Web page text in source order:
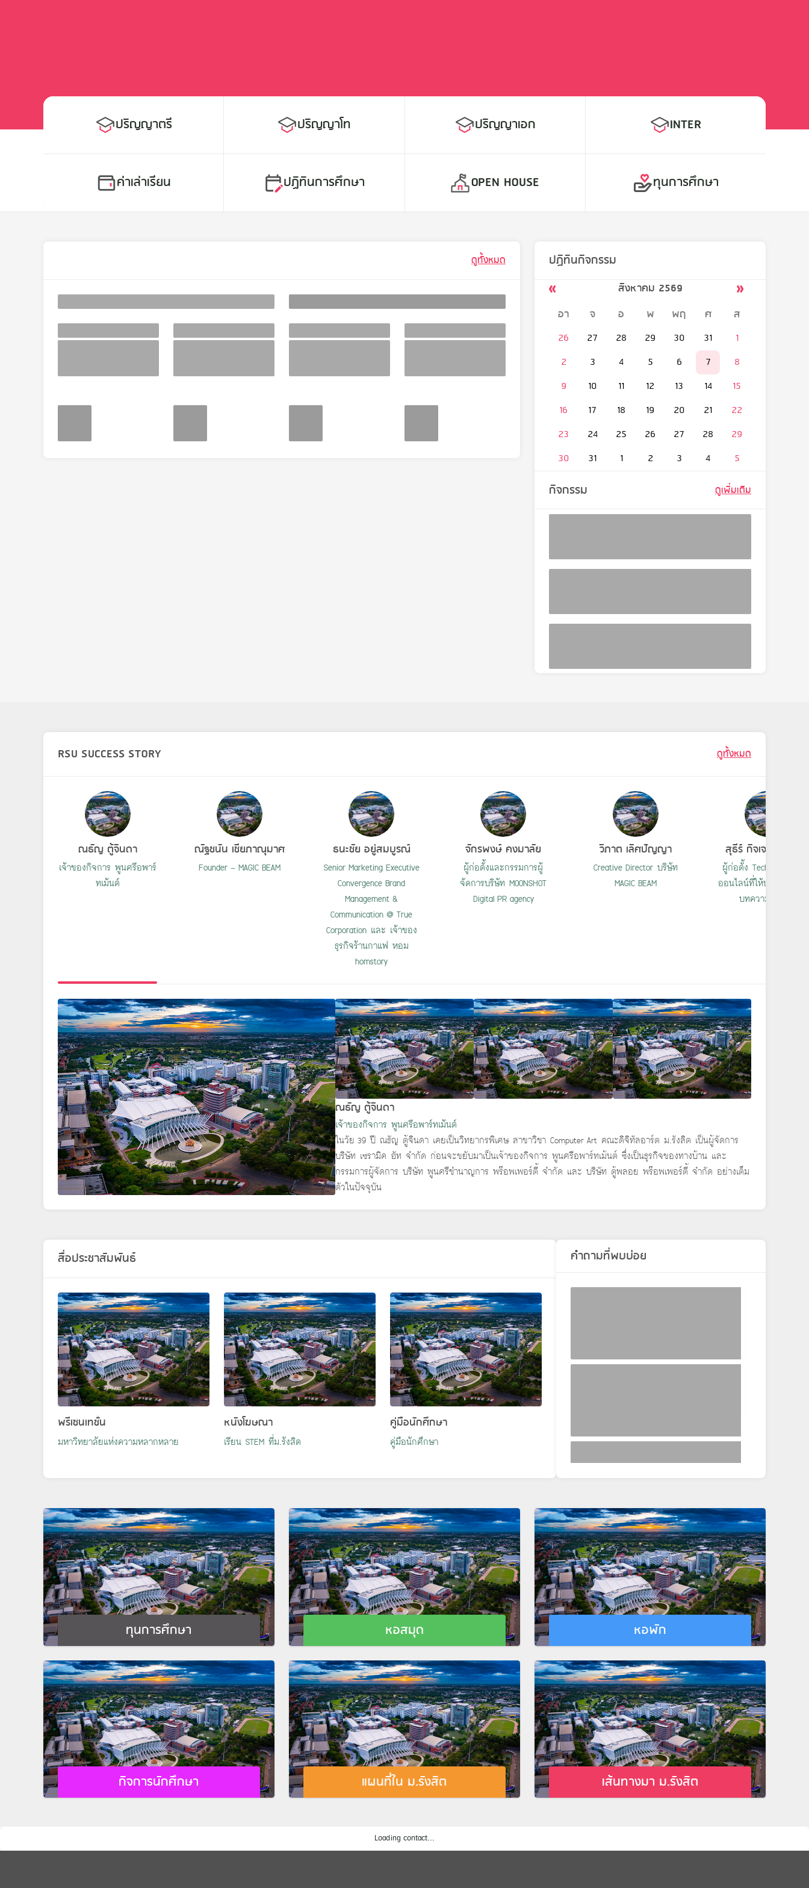
ปริญญาตรี ปริญญาโท ปริญญาเอก INTER
ค่าเล่าเรียน ปฏิทินการศึกษา OPEN HOUSE ทุนการศึกษา
ดูทั้งหมด ปฏิทินกิจกรรม
สิงหาคม 2569
อา
จ อ พ พฤ ศ ส
26 27 28 29 30 31
1
2
3 4 5 6 7
8
9
10 11 12 13 14
15
16
17 18 19 20 21
22
23
24 25 26 27 28
29
30
31 1 2 3 4 5
กิจกรรม ดูเพิ่มเติม
RSU SUCCESS STORY ดูทั้งหมด
ณธัญ ตู้จินดา
เจ้าของกิจการ พูนศรีอพาร์
ทเม้นต์
ณัฐชนัน เชียภาณุมาศ
Founder - MAGIC BEAM
ธนะชัย อยู่สมบูรณ์
Senior Marketing Executive
Convergence Brand
Management &
Communication @ True
Corporation และ เจ้าของ
ธุรกิจร้านกาแฟ หอม
homstory
จักรพงษ์ คงมาลัย
ผู้ก่อตั้งและกรรมการผู้
จัดการบริษัท MOONSHOT
Digital PR agency
วิภาต เลิศปัญญา
Creative Director บริษัท
MAGIC BEAM
สุธีร์ กิจเจริญการกุล
ผู้ก่อตั้ง TechTalkThai
ออนไลน์ที่ให้บริการข่าว
บทความด้าน IT
ณธัญ ตู้จินดา
เจ้าของกิจการ พูนศรีอพาร์ทเม้นต์
ในวัย 39 ปี ณธัญ ตู้จินดา เคยเป็นวิทยากรพิเศษ สาขาวิชา Computer Art คณะดิจิทัลอาร์ต ม.รังสิต เป็นผู้จัดการ
บริษัท เซรามิค ฮัท จำกัด ก่อนจะขยับมาเป็นเจ้าของกิจการ พูนศรีอพาร์ทเม้นต์ ซึ่งเป็นธุรกิจของทางบ้าน และ
กรรมการผู้จัดการ บริษัท พูนศรีชำนาญการ พร๊อพเพอร์ตี้ จำกัด และ บริษัท ตู้พลอย พร๊อพเพอร์ตี้ จำกัด อย่างเต็ม
ตัวในปัจจุบัน
สื่อประชาสัมพันธ์
พรีเซนเทชั่น
มหาวิทยาลัยแห่งความหลากหลาย
หนังโฆษณา
เรียน STEM ที่ม.รังสิต
คู่มือนักศึกษา
คู่มือนักศึกษา
คำถามที่พบบ่อย
ทุนการศึกษา หอสมุด หอพัก
กิจการนักศึกษา แผนที่ใน ม.รังสิต เส้นทางมา ม.รังสิต
Loading contact...